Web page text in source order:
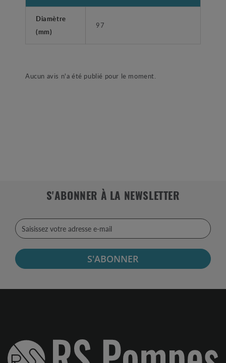
Diamètre
(mm)
97
Aucun avis n'a été publié pour le moment.
S'ABONNER À LA NEWSLETTER
S'ABONNER